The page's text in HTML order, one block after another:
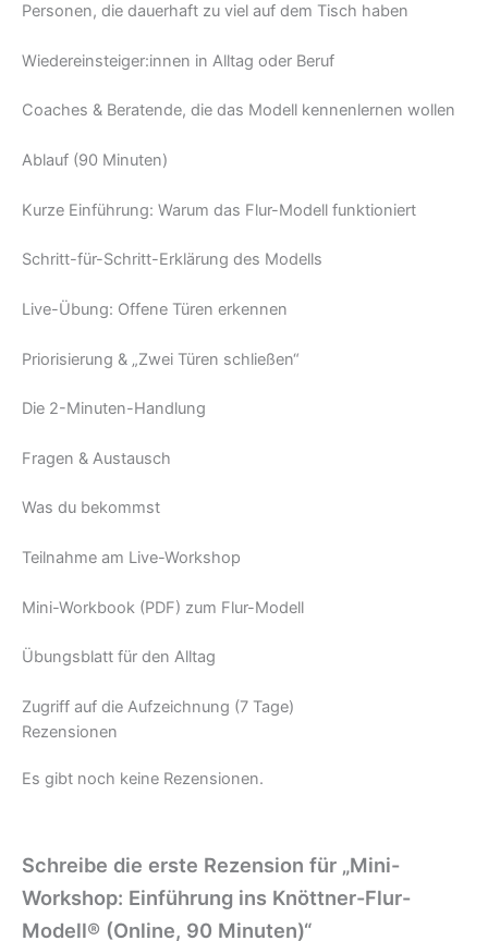
Personen, die dauerhaft zu viel auf dem Tisch haben
Wiedereinsteiger:innen in Alltag oder Beruf
Coaches & Beratende, die das Modell kennenlernen wollen
Ablauf (90 Minuten)
Kurze Einführung: Warum das Flur-Modell funktioniert
Schritt-für-Schritt-Erklärung des Modells
Live-Übung: Offene Türen erkennen
Priorisierung & „Zwei Türen schließen“
Die 2-Minuten-Handlung
Fragen & Austausch
Was du bekommst
Teilnahme am Live-Workshop
Mini-Workbook (PDF) zum Flur-Modell
Übungsblatt für den Alltag
Zugriff auf die Aufzeichnung (7 Tage)
Rezensionen
Es gibt noch keine Rezensionen.
Schreibe die erste Rezension für „Mini-
Workshop: Einführung ins Knöttner-Flur-
Modell® (Online, 90 Minuten)“